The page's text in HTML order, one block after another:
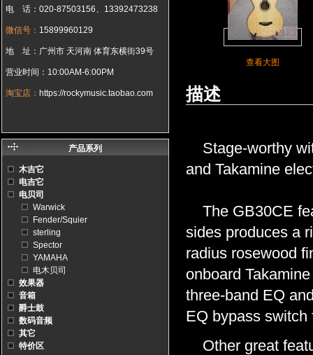
查看大图
描述
Stage-worthy
and Takamine
The GB30CE
sides produces a
radius rosewood
onboard
three-band EQ
EQ bypass switch
Other great
电 话：020-87503156、13392473238
微信号： 15899960129
地 址：广州市 天河南 体育东横街39号
营业时间：10:00AM-6:00PM
淘宝店： https://rockymusic.taobao.com
产品系列
木吉它
电吉它
电贝司
Warwick
Fender/Squier
sterling
Spector
YAMAHA
电木贝司
效果器
音箱
爵士鼓
数码音频
其它
特价区